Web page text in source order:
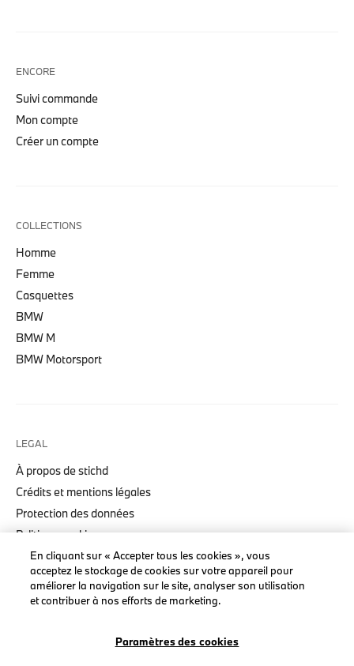
ENCORE
Suivi commande
Mon compte
Créer un compte
COLLECTIONS
Homme
Femme
Casquettes
BMW
BMW M
BMW Motorsport
LEGAL
À propos de stichd
Crédits et mentions légales
Protection des données
Politique cookies
Accessibility Act
© stichd sportmerchandising B.V. Reg. No. 63490757
En cliquant sur « Accepter tous les cookies », vous
acceptez le stockage de cookies sur votre appareil pour
améliorer la navigation sur le site, analyser son utilisation
et contribuer à nos efforts de marketing.
Paramètres des cookies